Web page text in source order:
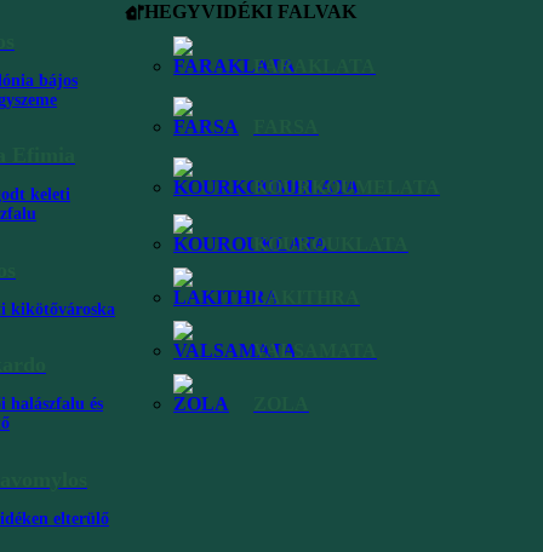
bájos
keleti
kikötővároska
halászfalu és
elterülő
HEGYVIDÉKI FALVAK
FARAKLATA
KOURKOUMELATA
KOUROUKLATA
LAKITHRA
VALSAMATA